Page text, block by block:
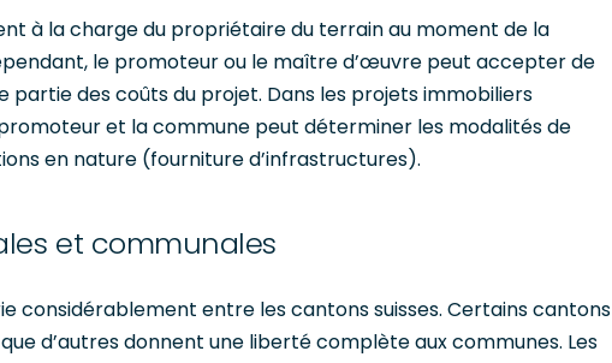
à la charge du propriétaire du terrain au moment de la
le promoteur ou le maître d’œuvre peut accepter de
des coûts du projet. Dans les projets immobiliers
et la commune peut déterminer les modalités de
en nature (fourniture d’infrastructures).
et communales
considérablement entre les cantons suisses. Certains cantons
d’autres donnent une liberté complète aux communes. Les